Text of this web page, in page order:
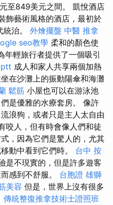
至849美元之間。 凱悅酒店
飾藝術風格的酒店，最初於
治。 外燴擺盤 中醫 推拿
seo教學 柔和的顏色使
輕旅行者提供了一個吸引
ptt 成人和家人共享兩個加熱
在沙灘上的振動陽傘和海灘
鬆筋 小屋也可以在游泳池
是優雅的水療套房。 像許
浪狗，或者只是主人太自由
咬人，但有時會像人們和徒
，因為它們是驚人的，尤其
動中看到它們時。 台中 按
是不現實的，但是許多遊客
感到不舒服。 台胞證 雄獅
美容 但是，世界上沒有很多
傳統整復推拿技術士證照班